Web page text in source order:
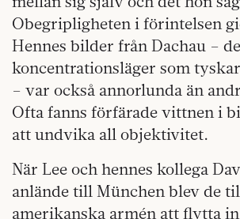
Obegripligheten i förintelsen
Hennes bilder från Dachau –
koncentrationsläger som
– var också annorlunda än
Ofta fanns förfärade vittnen i
att undvika all objektivitet.
När Lee och hennes kollega
anlände till München blev de
amerikanska armén att flytta